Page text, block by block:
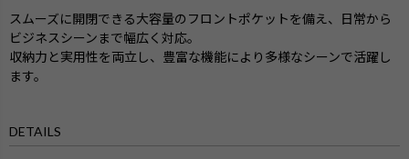
スムーズに開閉できる大容量のフロントポケットを備え、日常から
ビジネスシーンまで幅広く対応。
収納力と実用性を両立し、豊富な機能により多様なシーンで活躍し
ます。
DETAILS